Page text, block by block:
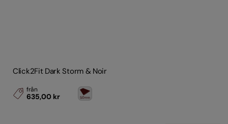
Click2Fit Dark Storm & Noir
från
635,00 kr